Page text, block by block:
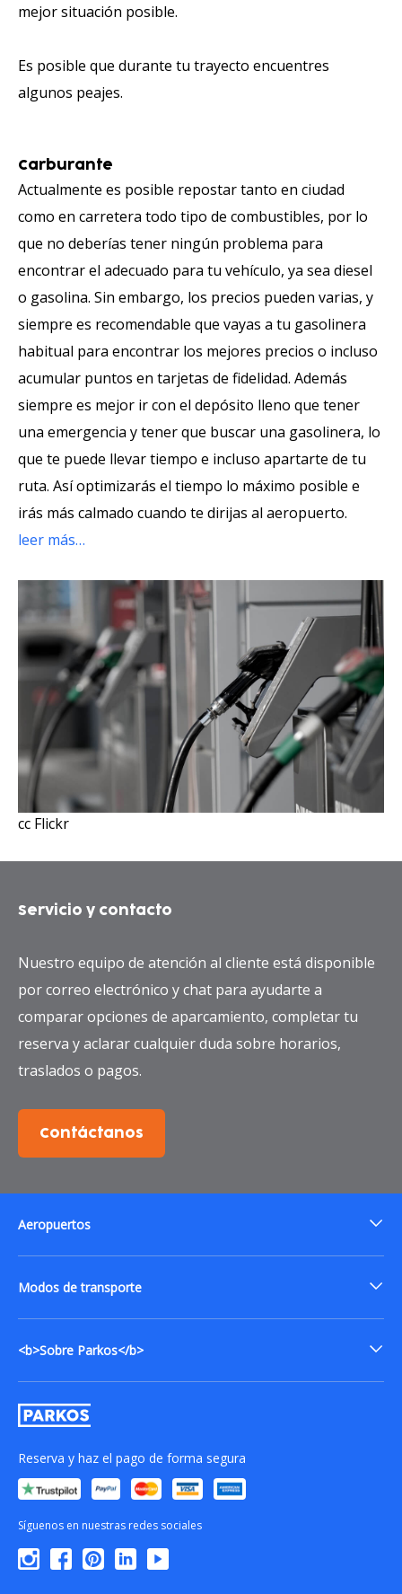
mejor situación posible.
Es posible que durante tu trayecto encuentres
algunos peajes.
Carburante
Actualmente es posible repostar tanto en ciudad
como en carretera todo tipo de combustibles, por lo
que no deberías tener ningún problema para
encontrar el adecuado para tu vehículo, ya sea diesel
o gasolina. Sin embargo, los precios pueden varias, y
siempre es recomendable que vayas a tu gasolinera
habitual para encontrar los mejores precios o incluso
acumular puntos en tarjetas de fidelidad. Además
siempre es mejor ir con el depósito lleno que tener
una emergencia y tener que buscar una gasolinera, lo
que te puede llevar tiempo e incluso apartarte de tu
ruta. Así optimizarás el tiempo lo máximo posible e
irás más calmado cuando te dirijas al aeropuerto.
leer más…
cc Flickr
Servicio y contacto
Nuestro equipo de atención al cliente está disponible
por correo electrónico y chat para ayudarte a
comparar opciones de aparcamiento, completar tu
reserva y aclarar cualquier duda sobre horarios,
traslados o pagos.
Contáctanos
Reserva y haz el pago de forma segura
Síguenos en nuestras redes sociales
Aeropuertos
Modos de transporte
<b>Sobre Parkos</b>